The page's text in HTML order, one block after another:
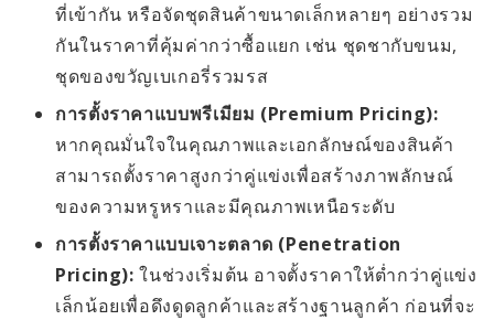
ที่เข้ากัน หรือจัดชุดสินค้าขนาดเล็กหลายๆ อย่างรวม
กันในราคาที่คุ้มค่ากว่าซื้อแยก เช่น ชุดชากับขนม,
ชุดของขวัญเบเกอรี่รวมรส
การตั้งราคาแบบพรีเมียม (Premium Pricing):
หากคุณมั่นใจในคุณภาพและเอกลักษณ์ของสินค้า
สามารถตั้งราคาสูงกว่าคู่แข่งเพื่อสร้างภาพลักษณ์
ของความหรูหราและมีคุณภาพเหนือระดับ
การตั้งราคาแบบเจาะตลาด (Penetration
Pricing): ในช่วงเริ่มต้น อาจตั้งราคาให้ต่ำกว่าคู่แข่ง
เล็กน้อยเพื่อดึงดูดลูกค้าและสร้างฐานลูกค้า ก่อนที่จะ